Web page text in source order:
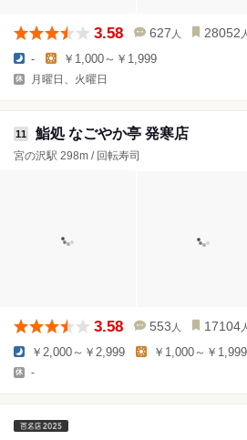
3.58 627 人 28052 人
- ￥1,000～￥1,999
月曜日、火曜日
11 鮨処 なごやか亭 発寒店
宮の沢駅 298m / 回転寿司
3.58 553 人 17104 人
￥2,000～￥2,999 ￥1,000～￥1,999
-